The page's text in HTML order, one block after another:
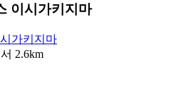
이시가키지마
가키지마
2.6km